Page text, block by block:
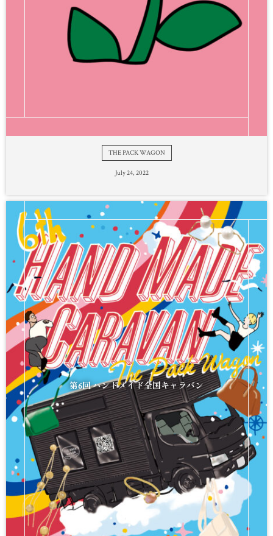
THE PACK WAGON
July24, 2022
第6回 ハンドメイド全国キャラバン